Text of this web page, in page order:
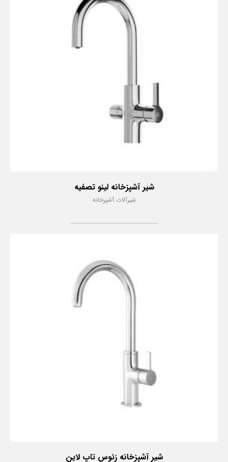
شیر آشپزخانه لینو تصفیه
شیرآلات آشپزخانه
شیر آشپزخانه زئوس تاپ لاین